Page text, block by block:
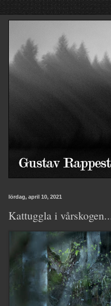
lördag, april 10, 2021
Kattuggla i